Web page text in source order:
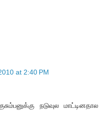
at 2:40 PM
நடுவுல மாட்டினதால